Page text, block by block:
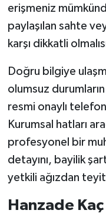
erişmeniz
paylaşılan sahte
karşı dikkatli
Doğru bilgiye
olumsuz
resmi onaylı telefon
Kurumsal hatları
profesyonel bir
detayını, bayilik
yetkili ağızdan
Hanzade